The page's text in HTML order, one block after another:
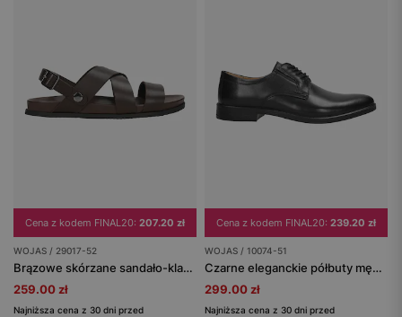
Cena z kodem FINAL20: 207.20 zł
WOJAS / 29017-52
Brązowe skórzane sandało-klapki męskie z obracanym paskiem 2w1
259.00 zł
Najniższa cena z 30 dni przed
Cena z kodem FINAL20: 239.20 zł
WOJAS / 10074-51
Czarne eleganckie półbuty męskie sznurowane
299.00 zł
Najniższa cena z 30 dni przed